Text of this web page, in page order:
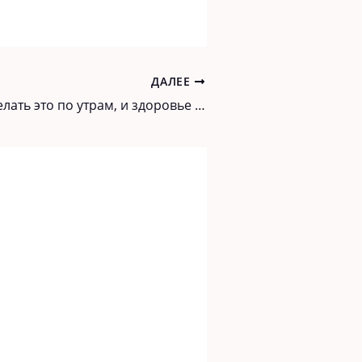
ДАЛЕЕ
Достаточно делать это по утрам, и здоровье как у монахов Тибета вам обеспечено